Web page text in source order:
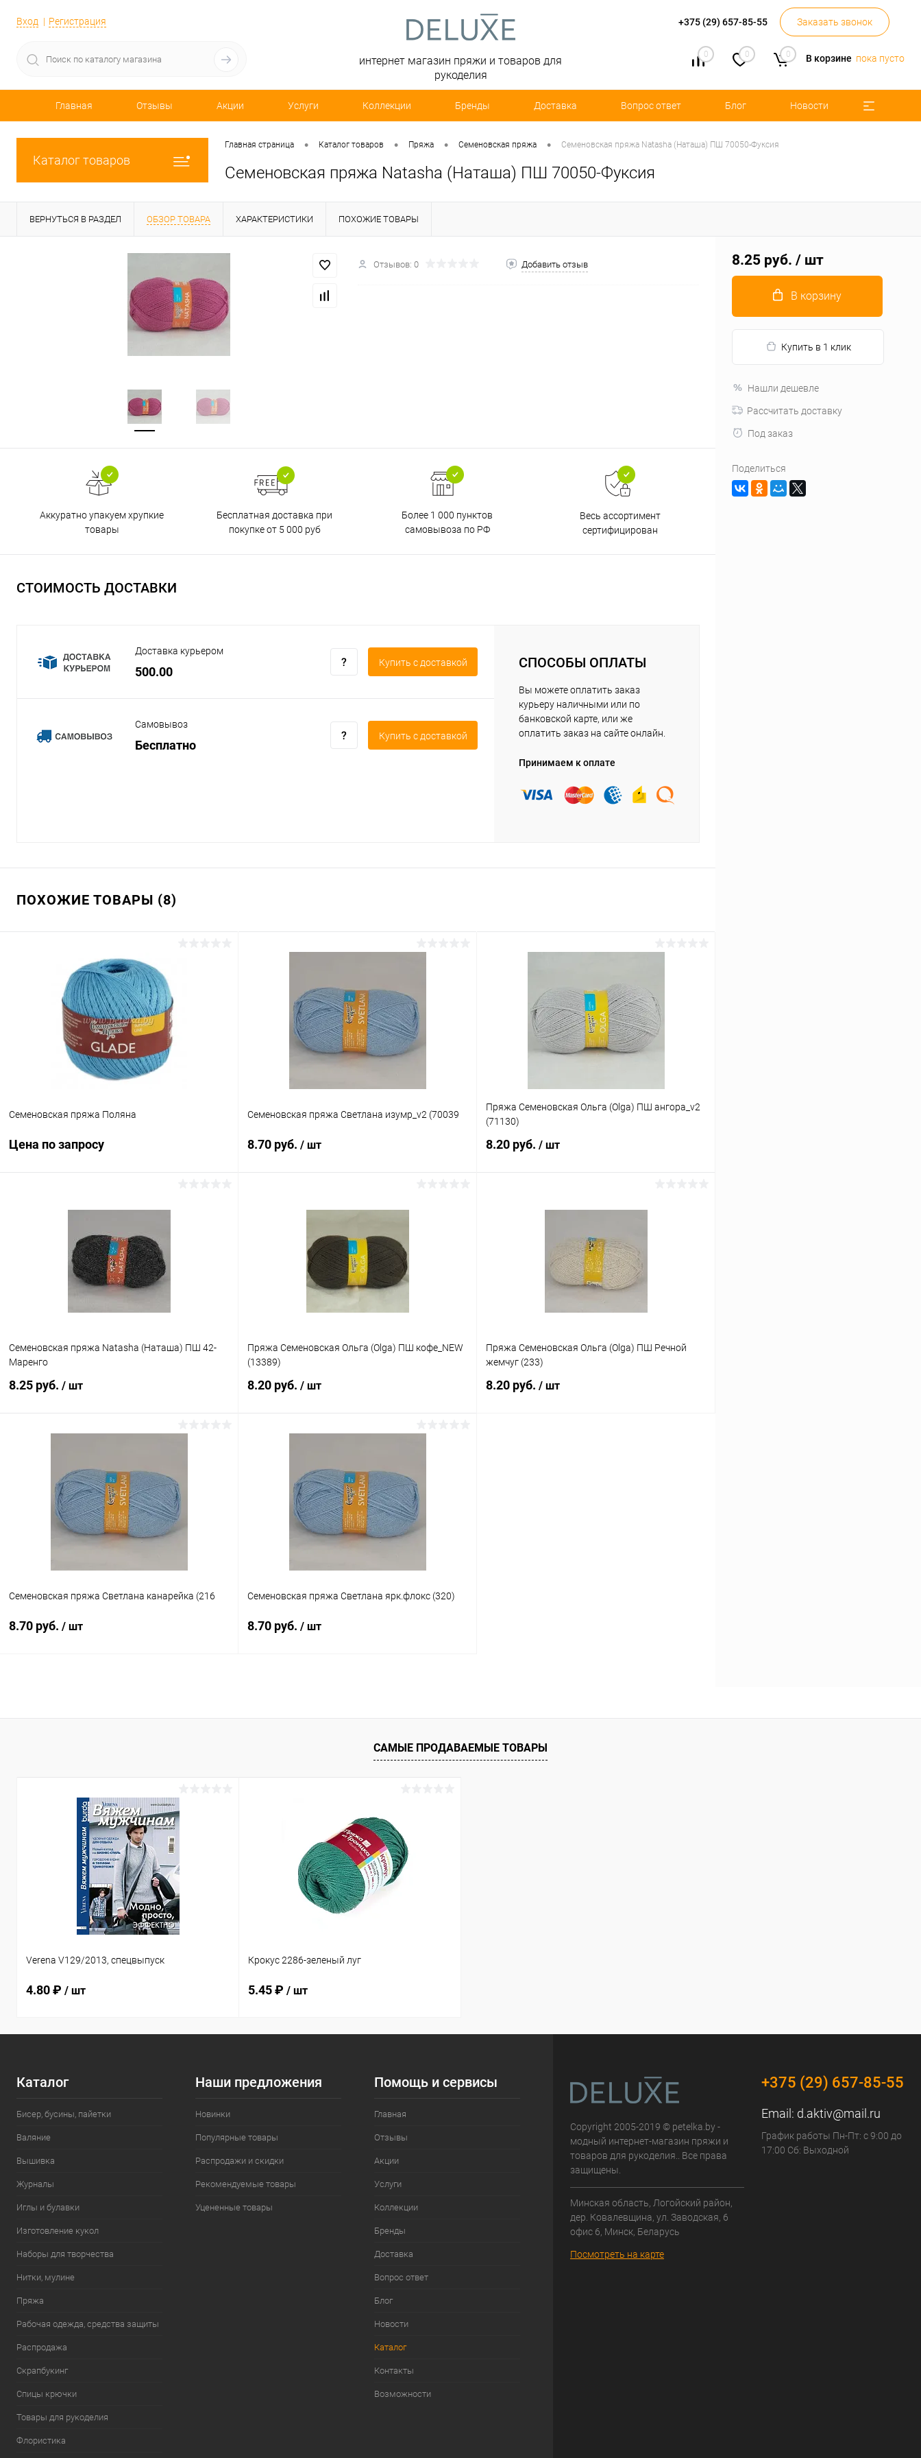
Вход Регистрация +375 (29) 657-85-55 Заказать звонок
0 0 0 В корзине пока пусто
интернет магазин пряжи и товаров для
рукоделия
Главная Отзывы Акции Услуги Коллекции Бренды Доставка Вопрос ответ Блог Новости
Каталог товаров
Главная страница • Каталог товаров • Пряжа • Семеновская пряжа • Семеновская пряжа Natasha (Наташа) ПШ 70050-Фуксия
Семеновская пряжа Natasha (Наташа) ПШ 70050-Фуксия
ВЕРНУТЬСЯ В РАЗДЕЛ ОБЗОР ТОВАРА ХАРАКТЕРИСТИКИ ПОХОЖИЕ ТОВАРЫ
Отзывов: 0 Добавить отзыв
Аккуратно упакуем хрупкие
товары
Бесплатная доставка при
покупке от 5 000 руб
Более 1 000 пунктов
самовывоза по РФ
Весь ассортимент
сертифицирован
СТОИМОСТЬ ДОСТАВКИ
Доставка курьером
500.00
Купить c доставкой
Самовывоз
Бесплатно
Купить c доставкой
СПОСОБЫ ОПЛАТЫ
Вы можете оплатить заказ
курьеру наличными или по
банковской карте, или же
оплатить заказ на сайте онлайн.
Принимаем к оплате
ПОХОЖИЕ ТОВАРЫ (8)
Семеновская пряжа Поляна
Цена по запросу
Купить в 1 клик Сравнение
В избранное Под заказ
Семеновская пряжа Светлана изумр_v2 (70039
8.70 руб. / шт
Купить в 1 клик Сравнение
В избранное Под заказ
Пряжа Семеновская Ольга (Olga) ПШ ангора_v2
(71130)
8.20 руб. / шт
Под заказ
Семеновская пряжа Natasha (Наташа) ПШ 42-
Маренго
8.25 руб. / шт
Купить в 1 клик Сравнение
В избранное Под заказ
Пряжа Семеновская Ольга (Olga) ПШ кофе_NEW
(13389)
8.20 руб. / шт
Купить в 1 клик К сравнению
В избранное Под заказ
Пряжа Семеновская Ольга (Olga) ПШ Речной
жемчуг (233)
8.20 руб. / шт
Семеновская пряжа Светлана канарейка (216
8.70 руб. / шт
Купить в 1 клик К сравнению
Семеновская пряжа Светлана ярк.флокс (320)
8.70 руб. / шт
Купить в 1 клик К сравнению
Под заказ
8.25 руб. / шт
В корзину
Купить в 1 клик
Нашли дешевле
Рассчитать доставку
Под заказ
Поделиться
САМЫЕ ПРОДАВАЕМЫЕ ТОВАРЫ
Verena V129/2013, спецвыпуск
4.80 ₽ / шт
Крокус 2286-зеленый луг
5.45 ₽ / шт
Каталог
Бисер, бусины, пайетки
Валяние
Вышивка
Журналы
Иглы и булавки
Изготовление кукол
Наборы для творчества
Нитки, мулине
Пряжа
Рабочая одежда, средства защиты
Распродажа
Скрапбукинг
Спицы крючки
Товары для рукоделия
Флористика
Наши предложения
Новинки
Популярные товары
Распродажи и скидки
Рекомендуемые товары
Уцененные товары
Помощь и сервисы
Главная
Отзывы
Акции
Услуги
Коллекции
Бренды
Доставка
Вопрос ответ
Блог
Новости
Каталог
Контакты
Возможности
Copyright 2005-2019 © petelka.by -
модный интернет-магазин пряжи и
товаров для рукоделия.. Все права
защищены.
Минская область, Логойский район,
дер. Ковалевщина, ул. Заводская, 6
офис 6, Минск, Беларусь
Посмотреть на карте
+375 (29) 657-85-55
Email: d.aktiv@mail.ru
График работы Пн-Пт: с 9:00 до
17:00 Сб: Выходной